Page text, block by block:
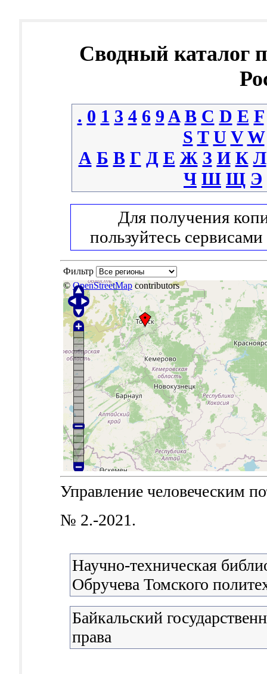
Сводный каталог
. 0 1 3 4 6 9 A B C D E F
S T U V W
А Б В Г Д Е Ж З И К Л
Ч Ш Щ Э
Для получения
пользуйтесь сервисами
Фильтр
© OpenStreetMap contributors
Управление человеческим
№ 2.-2021.
Научно-техническая
Обручева Томского
Байкальский
права